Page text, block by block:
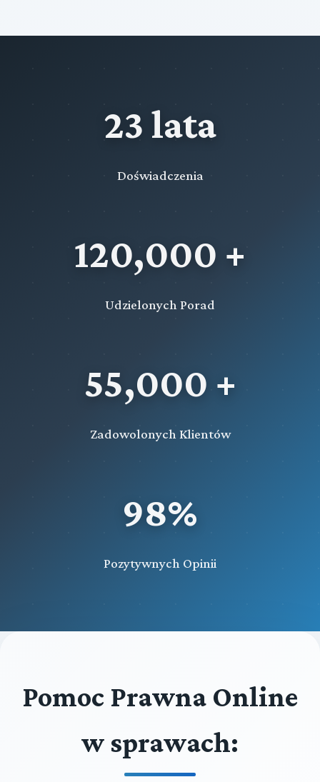
23 lata
Doświadczenia
120,000 +
Udzielonych Porad
55,000 +
Zadowolonych Klientów
98%
Pozytywnych Opinii
Pomoc Prawna Online
w sprawach: